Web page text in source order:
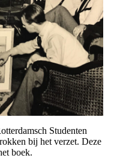
Studenten
bij het verzet. Deze
boek.